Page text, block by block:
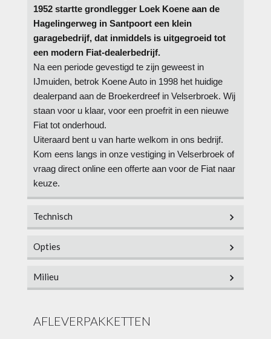
1952 startte grondlegger Loek Koene aan de
Hagelingerweg in Santpoort een klein
garagebedrijf, dat inmiddels is uitgegroeid tot
een modern Fiat-dealerbedrijf.
Na een periode gevestigd te zijn geweest in
IJmuiden, betrok Koene Auto in 1998 het huidige
dealerpand aan de Broekerdreef in Velserbroek. Wij
staan voor u klaar, voor een proefrit in een nieuwe
Fiat tot onderhoud.
Uiteraard bent u van harte welkom in ons bedrijf.
Kom eens langs in onze vestiging in Velserbroek of
vraag direct online een offerte aan voor de Fiat naar
keuze.
Technisch
Vermogen
Aantal cilinders
Opties
Overig
centrale
Milieu
AFLEVERPAKKETTEN